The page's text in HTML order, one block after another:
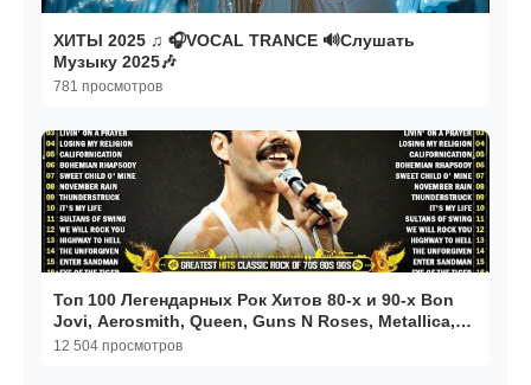
ХИТЫ 2025 ♫ 🎧VOCAL TRANCE 🔊Слушать
Музыку 2025🎶
781 просмотров
Топ 100 Легендарных Рок Хитов 80-х и 90-х Bon
Jovi, Aerosmith, Queen, Guns N Roses, Metallica,
Queen
12 504 просмотров